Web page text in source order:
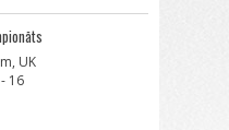
UK
16